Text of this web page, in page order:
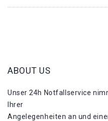
ABOUT US
Unser 24h Notfallservice
Ihrer
Angelegenheiten an und